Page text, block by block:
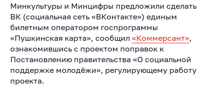
Минкультуры и Минцифры предложили сделать
ВК (социальная сеть «ВКонтакте») единым
билетным оператором госпрограммы
«Пушкинская карта», сообщил «Коммерсант»,
ознакомившись с проектом поправок к
Постановлению правительства «О социальной
поддержке молодёжи», регулирующему работу
проекта.